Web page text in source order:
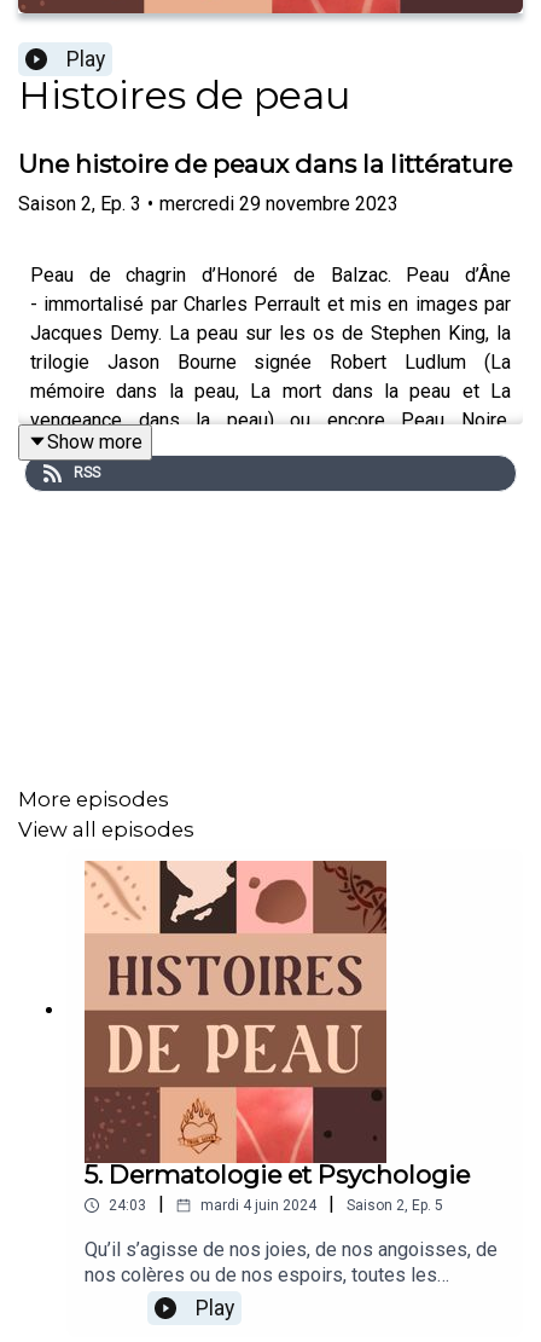
Play
Histoires de peau
Une histoire de peaux dans la littérature
Saison 2, Ep. 3 • mercredi 29 novembre 2023
Peau de chagrin d’Honoré de Balzac. Peau d’Âne
- immortalisé par Charles Perrault et mis en images par
Jacques Demy. La peau sur les os de Stephen King, la
trilogie Jason Bourne signée Robert Ludlum (La
mémoire dans la peau, La mort dans la peau et La
vengeance dans la peau) ou encore Peau Noire,
masques blancs, analyse frontale et autobiographique
écrite par Frantz Fanon sur le traumatique héritage
Show more
RSS
More episodes
View all episodes
5. Dermatologie et Psychologie
24:03 mardi 4 juin 2024 Saison 2, Ep. 5
Qu’il s’agisse de nos joies, de nos angoisses, de
nos colères ou de nos espoirs, toutes les
émotions qui nous traversent résonnent dans
notre corps.Un frisson lors du premier baiser,
Play